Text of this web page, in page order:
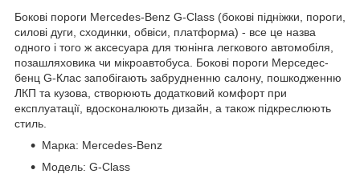
Бокові пороги Mercedes-Benz G-Class (бокові підніжки, пороги,
силові дуги, сходинки, обвіси, платформа) - все це назва
одного і того ж аксесуара для тюнінга легкового автомобіля,
позашляховика чи мікроавтобуса. Бокові пороги Мерседес-
бенц G-Клас запобігають забрудненню салону, пошкодженню
ЛКП та кузова, створюють додатковий комфорт при
експлуатації, вдосконалюють дизайн, а також підкреслюють
стиль.
Марка: Mercedes-Benz
Модель: G-Class